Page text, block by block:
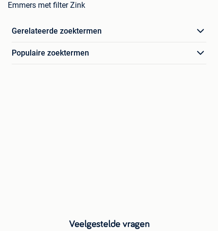
Emmers met filter Zink
Gerelateerde zoektermen
Populaire zoektermen
Veelgestelde vragen